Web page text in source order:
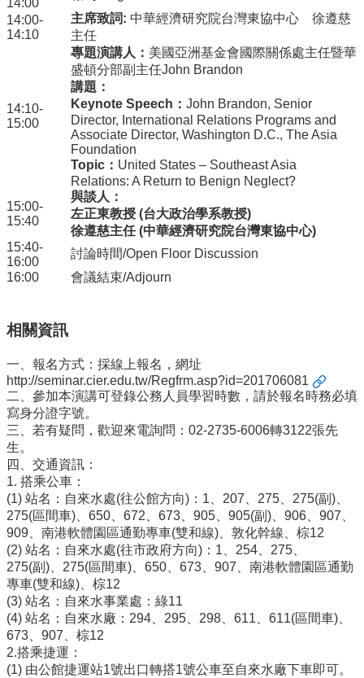
息
14:00
14:00-
14:10
主席致詞: 中華經濟研究院台灣東協中心 徐遵慈
主任
14:10-
15:00
專題演講人： 美國亞洲基金會國際關係處主任暨華
盛頓分部副主任John Brandon
講題：
Keynote Speech ： John Brandon, Senior
Director, International Relations Programs and
Associate Director, Washington D.C., The Asia
Foundation
Topic ： United States – Southeast Asia
Relations: A Return to Benign Neglect?
15:00-
15:40
與談人：
左正東教授 (台大政治學系教授)
徐遵慈主任(中華經濟研究院台灣東協中心)
15:40-
16:00
討論時間/Open Floor Discussion
16:00
會議結束/Adjourn
相關資訊
一、報名方式：採線上報名，網址
http://seminar.cier.edu.tw/Regfrm.asp?id=201706081
二、參加本演講可登錄公務人員學習時數，請於報名時務必填
寫身分證字號。
三、若有疑問，歡迎來電詢問：02-2735-6006轉3122張先
生。
四、交通資訊：
1. 搭乘公車：
(1) 站名：自來水處(往公館方向)：1、207、275、275(副)、
275(區間車)、650、672、673、905、905(副)、906、907、
909、南港軟體園區通勤專車(雙和線)、敦化幹線、棕12
(2) 站名：自來水處(往市政府方向)：1、254、275、
275(副)、275(區間車)、650、673、907、南港軟體園區通勤
專車(雙和線)、棕12
(3) 站名：自來水事業處：綠11
(4) 站名：自來水廠：294、295、298、611、611(區間車)、
673、907、棕12
2.搭乘捷運：
(1) 由公館捷運站1號出口轉搭1號公車至自來水廠下車即可。